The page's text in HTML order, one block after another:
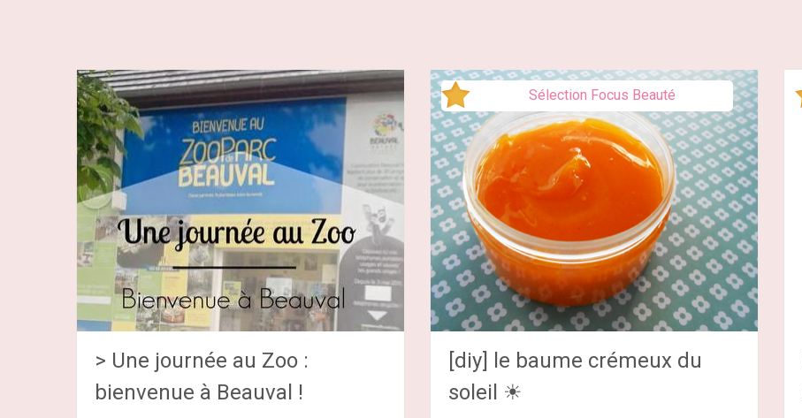
> Une journée au Zoo :
bienvenue à Beauval !
Sélection Focus Beauté
[diy] le baume crémeux du
soleil ☀